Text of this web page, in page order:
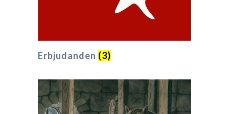
Erbjudanden (3)